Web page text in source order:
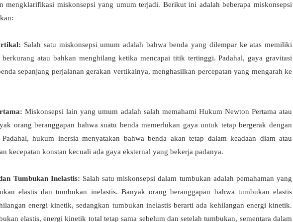
mengklarifikasi miskonsepsi yang umum terjadi. Berikut ini adalah beberapa miskonsepsi
Salah satu miskonsepsi umum adalah bahwa benda yang dilempar ke atas memiliki
atau bahkan menghilang ketika mencapai titik tertinggi. Padahal, gaya gravitasi
sepanjang perjalanan gerakan vertikalnya, menghasilkan percepatan yang mengarah ke
Miskonsepsi lain yang umum adalah salah memahami Hukum Newton Pertama atau
orang beranggapan bahwa suatu benda memerlukan gaya untuk tetap bergerak dengan
Padahal, hukum inersia menyatakan bahwa benda akan tetap dalam keadaan diam atau
kecepatan konstan kecuali ada gaya eksternal yang bekerja padanya.
Tumbukan Inelastis: Salah satu miskonsepsi dalam tumbukan adalah pemahaman yang
elastis dan tumbukan inelastis. Banyak orang beranggapan bahwa tumbukan elastis
energi kinetik, sedangkan tumbukan inelastis berarti ada kehilangan energi kinetik.
elastis, energi kinetik total tetap sama sebelum dan setelah tumbukan, sementara dalam